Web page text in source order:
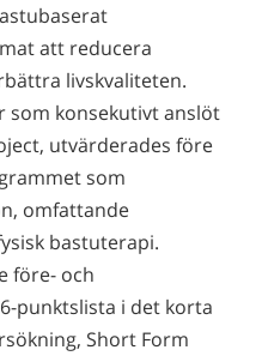
att reducera
livskvaliteten.
som konsekutivt anslöt
utvärderades före
som
omfattande
bastuterapi.
före- och
punktslista i det korta
Short Form